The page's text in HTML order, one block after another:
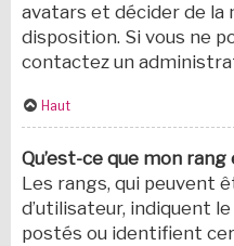
avatars et décider de la
disposition. Si vous ne
contactez un
Haut
Qu’est-ce que mon
Les rangs, qui peuvent
d’utilisateur, indiquent
postés ou identifient